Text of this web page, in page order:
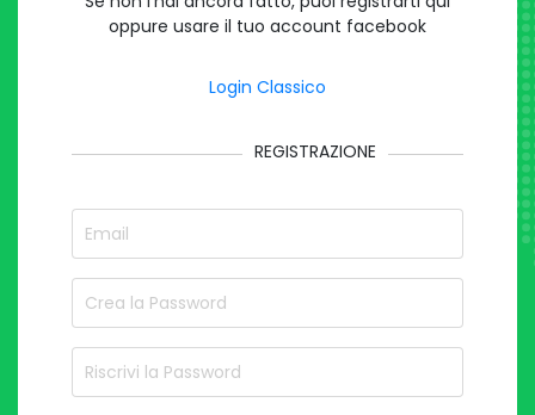
oppure usare il tuo account facebook
Login Classico
REGISTRAZIONE